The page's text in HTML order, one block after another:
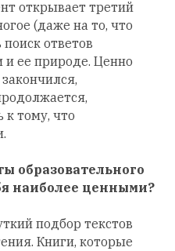
открывает третий
(даже на то, что
ответов
ее природе. Ценно
к тому, что
образовательного
наиболее ценными?
подбор текстов
Книги, которые